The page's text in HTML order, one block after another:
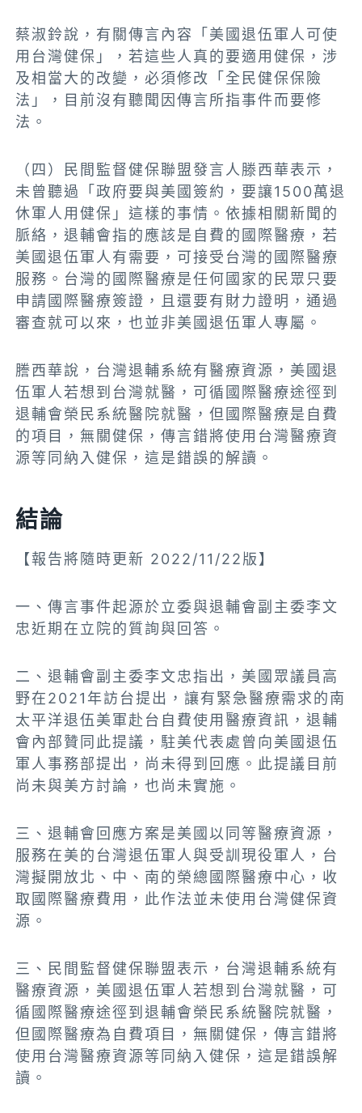
蔡淑鈴說，有關傳言內容「美國退伍軍人可使
用台灣健保」，若這些人真的要適用健保，涉
及相當大的改變，必須修改「全民健保保險
法」，目前沒有聽聞因傳言所指事件而要修
法。
（四）民間監督健保聯盟發言人滕西華表示，
未曾聽過「政府要與美國簽約，要讓1500萬退
休軍人用健保」這樣的事情。依據相關新聞的
脈絡，退輔會指的應該是自費的國際醫療，若
美國退伍軍人有需要，可接受台灣的國際醫療
服務。台灣的國際醫療是任何國家的民眾只要
申請國際醫療簽證，且還要有財力證明，通過
審查就可以來，也並非美國退伍軍人專屬。
謄西華說，台灣退輔系統有醫療資源，美國退
伍軍人若想到台灣就醫，可循國際醫療途徑到
退輔會榮民系統醫院就醫，但國際醫療是自費
的項目，無關健保，傳言錯將使用台灣醫療資
源等同納入健保，這是錯誤的解讀。
結論
【報告將隨時更新 2022/11/22版】
一、傳言事件起源於立委與退輔會副主委李文
忠近期在立院的質詢與回答。
二、退輔會副主委李文忠指出， 美國眾議員高
野在2021年訪台提出，讓有緊急醫療需求的南
太平洋退伍美軍赴台自費使用醫療資訊，退輔
會內部贊同此提議，駐美代表處曾向美國退伍
軍人事務部提出，尚未得到回應。此提議目前
尚未與美方討論，也尚未實施。
三、退輔會回應方案是美國以同等醫療資源，
服務在美的台灣退伍軍人與受訓現役軍人，台
灣擬開放北、中、南的榮總國際醫療中心，收
取國際醫療費用，此作法並未使用台灣健保資
源。
三、民間監督健保聯盟表示，台灣退輔系統有
醫療資源，美國退伍軍人若想到台灣就醫，可
循國際醫療途徑到退輔會榮民系統醫院就醫，
但國際醫療為自費項目，無關健保，傳言錯將
使用台灣醫療資源等同納入健保，這是錯誤解
讀。